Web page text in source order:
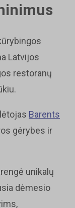
Latvijos
restoranų
Barents
gėrybes ir
unikalų
dėmesio